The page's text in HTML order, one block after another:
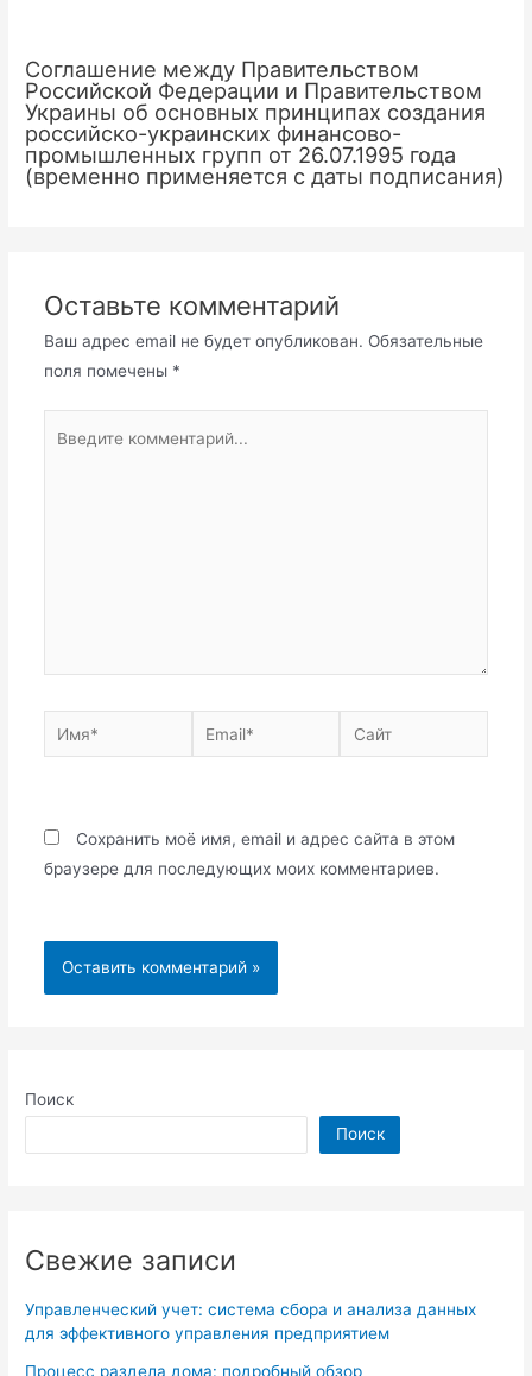
Поиск
Поиск
Свежие записи
Управленческий учет: система сбора и анализа данных
для эффективного управления предприятием
Процесс раздела дома: подробный обзор
Соглашение между Правительством
Российской Федерации и Правительством
Украины об основных принципах создания
российско-украинских финансово-
промышленных групп от 26.07.1995 года
(временно применяется с даты подписания)
Оставьте комментарий
Ваш адрес email не будет опубликован. Обязательные
поля помечены *
комментарий...
Имя* Email* Сайт
Сохранить моё имя, email и адрес сайта в этом
браузере для последующих моих комментариев.